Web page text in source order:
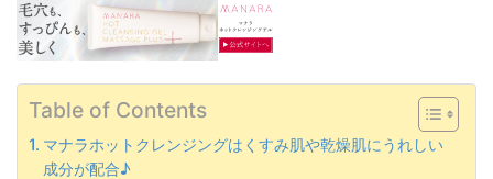
Table of Contents
マナラホットクレンジングはくすみ肌や乾燥肌にうれしい
成分が配合♪